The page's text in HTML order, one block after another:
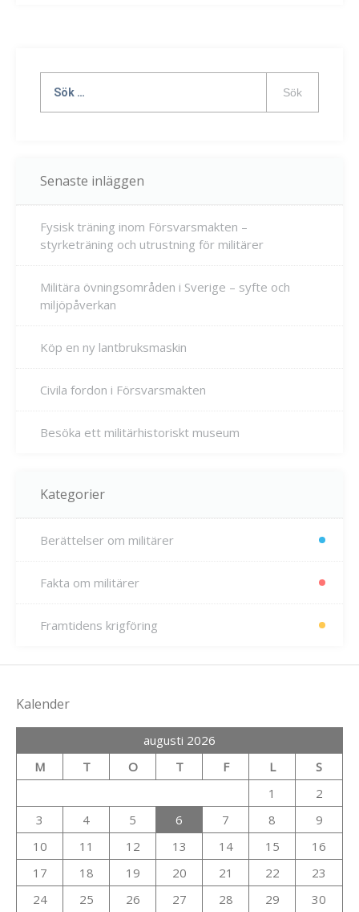
efter:
Senaste inläggen
Fysisk träning inom Försvarsmakten –
styrketräning och utrustning för militärer
Militära övningsområden i Sverige – syfte och
miljöpåverkan
Köp en ny lantbruksmaskin
Civila fordon i Försvarsmakten
Besöka ett militärhistoriskt museum
Kategorier
Berättelser om militärer
Fakta om militärer
Framtidens krigföring
Kalender
augusti 2026
M
T O T F L
S
1
2
3
4 5 6 7 8
9
10
11 12 13 14 15
16
17
18 19 20 21 22
23
24
25 26 27 28 29
30